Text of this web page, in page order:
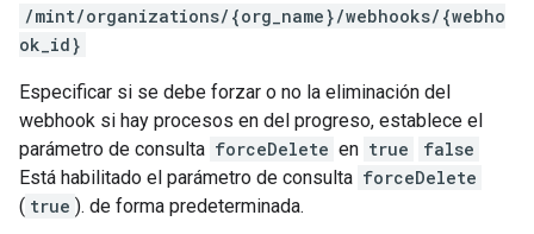
/mint/organizations/{org_name}/webhooks/{webho
ok_id}
Especificar si se debe forzar o no la eliminación del
webhook si hay procesos en del progreso, establece el
parámetro de consulta forceDelete en true
false
Está habilitado el parámetro de consulta forceDelete
( true ). de forma predeterminada.